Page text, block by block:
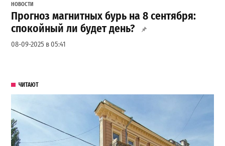
НОВОСТИ
Прогноз магнитных бурь на 8 сентября:
спокойный ли будет день?
08-09-2025 в 05:41
ЧИТАЮТ